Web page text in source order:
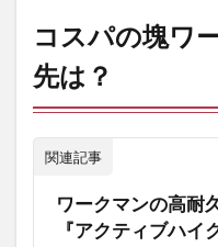
塊ワ
ーク
マ
ン、
だが
先
は？
2
だ
コスパの塊ワ
先は？
関連記事
ワークマンの高耐
『アクティブハイ